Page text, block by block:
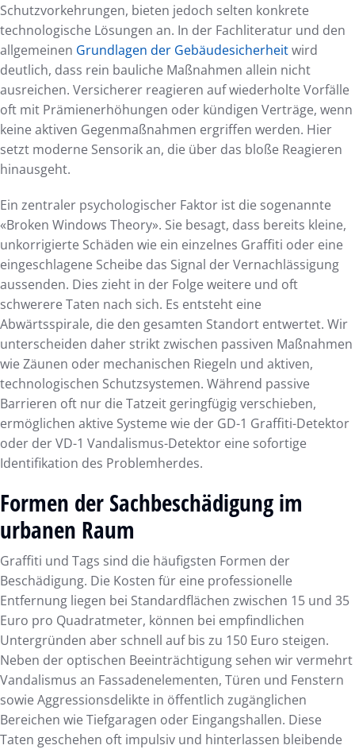
Schutzvorkehrungen, bieten jedoch selten konkrete
technologische Lösungen an. In der Fachliteratur und den
allgemeinen Grundlagen der Gebäudesicherheitwird
deutlich, dass rein bauliche Maßnahmen allein nicht
ausreichen. Versicherer reagieren auf wiederholte Vorfälle
oft mit Prämienerhöhungen oder kündigen Verträge, wenn
keine aktiven Gegenmaßnahmen ergriffen werden. Hier
setzt moderne Sensorik an, die über das bloße Reagieren
hinausgeht.
Ein zentraler psychologischer Faktor ist die sogenannte
«Broken Windows Theory». Sie besagt, dass bereits kleine,
unkorrigierte Schäden wie ein einzelnes Graffiti oder eine
eingeschlagene Scheibe das Signal der Vernachlässigung
aussenden. Dies zieht in der Folge weitere und oft
schwerere Taten nach sich. Es entsteht eine
Abwärtsspirale, die den gesamten Standort entwertet. Wir
unterscheiden daher strikt zwischen passiven Maßnahmen
wie Zäunen oder mechanischen Riegeln und aktiven,
technologischen Schutzsystemen. Während passive
Barrieren oft nur die Tatzeit geringfügig verschieben,
ermöglichen aktive Systeme wie der GD-1 Graffiti-Detektor
oder der VD-1 Vandalismus-Detektor eine sofortige
Identifikation des Problemherdes.
Formen der Sachbeschädigung im
urbanen Raum
Graffiti und Tags sind die häufigsten Formen der
Beschädigung. Die Kosten für eine professionelle
Entfernung liegen bei Standardflächen zwischen 15 und 35
Euro pro Quadratmeter, können bei empfindlichen
Untergründen aber schnell auf bis zu 150 Euro steigen.
Neben der optischen Beeinträchtigung sehen wir vermehrt
Vandalismus an Fassadenelementen, Türen und Fenstern
sowie Aggressionsdelikte in öffentlich zugänglichen
Bereichen wie Tiefgaragen oder Eingangshallen. Diese
Taten geschehen oft impulsiv und hinterlassen bleibende